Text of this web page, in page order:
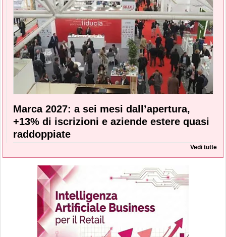
Marca 2027: a sei mesi dall’apertura,
+13% di iscrizioni e aziende estere quasi
raddoppiate
Vedi tutte